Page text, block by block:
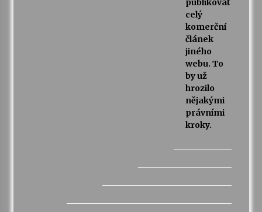
publikovat
celý
komerční
článek
jiného
webu. To
by už
hrozilo
nějakými
právními
kroky.